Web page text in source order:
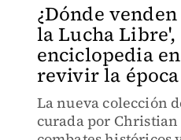
¿Dónde
la Lucha Libre',
enciclopedia
revivir la época
La nueva colección
curada por